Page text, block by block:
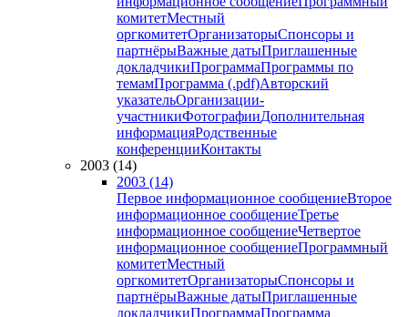
комитетМестный
оргкомитетОрганизаторыСпонсоры и
партнёрыВажные датыПриглашенные
докладчикиПрограммаПрограммы по
темамПрограмма (.pdf)Авторский
указательОрганизации-
участникиФотографииДополнительная
информацияРодственные
конференцииКонтакты
2003 (14)
2003 (14)
Первое информационное сообщениеВторое
информационное сообщениеТретье
информационное сообщениеЧетвертое
информационное сообщениеПрограммный
комитетМестный
оргкомитетОрганизаторыСпонсоры и
партнёрыВажные датыПриглашенные
докладчикиПрограммаПрограмма